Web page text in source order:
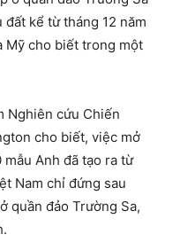
kể từ tháng 12 năm
Mỹ cho biết trong một
Nghiên cứu Chiến
cho biết, việc mở
Anh đã tạo ra từ
Nam chỉ đứng sau
quần đảo Trường Sa,